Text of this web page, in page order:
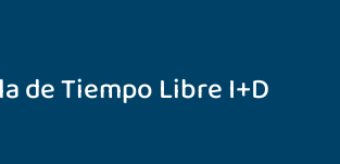
de Tiempo Libre I+D